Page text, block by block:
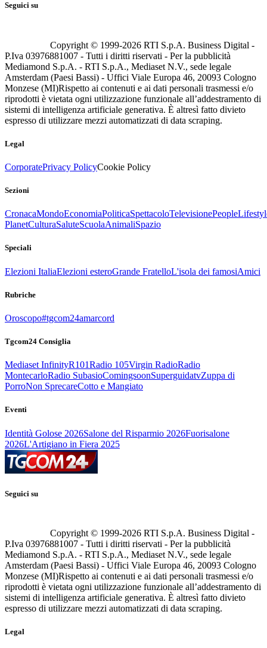
Seguici su
Copyright © 1999-2026 RTI S.p.A. Business Digital -
P.Iva 03976881007 - Tutti i diritti riservati - Per la pubblicità
Mediamond S.p.A. - RTI S.p.A., Mediaset N.V., sede legale
Amsterdam (Paesi Bassi) - Uffici Viale Europa 46, 20093 Cologno
Monzese (MI)Rispetto ai contenuti e ai dati personali trasmessi e/o
riprodotti è vietata ogni utilizzazione funzionale all’addestramento di
sistemi di intelligenza artificiale generativa. È altresì fatto divieto
espresso di utilizzare mezzi automatizzati di data scraping.
Legal
CorporatePrivacy PolicyCookie Policy
Sezioni
CronacaMondoEconomiaPoliticaSpettacoloTelevisionePeople
PlanetCulturaSaluteScuolaAnimaliSpazio
Speciali
Elezioni ItaliaElezioni esteroGrande FratelloL'isola dei famosiAmici
Rubriche
Oroscopo#tgcom24amarcord
Tgcom24 Consiglia
Mediaset InfinityR101Radio 105Virgin RadioRadio
MontecarloRadio SubasioComingsoonSuperguidatvZuppa di
PorroNon SprecareCotto e Mangiato
Eventi
Identità Golose 2026Salone del Risparmio 2026Fuorisalone
2026L'Artigiano in Fiera 2025
Seguici su
Copyright © 1999-2026 RTI S.p.A. Business Digital -
P.Iva 03976881007 - Tutti i diritti riservati - Per la pubblicità
Mediamond S.p.A. - RTI S.p.A., Mediaset N.V., sede legale
Amsterdam (Paesi Bassi) - Uffici Viale Europa 46, 20093 Cologno
Monzese (MI)Rispetto ai contenuti e ai dati personali trasmessi e/o
riprodotti è vietata ogni utilizzazione funzionale all’addestramento di
sistemi di intelligenza artificiale generativa. È altresì fatto divieto
espresso di utilizzare mezzi automatizzati di data scraping.
Legal